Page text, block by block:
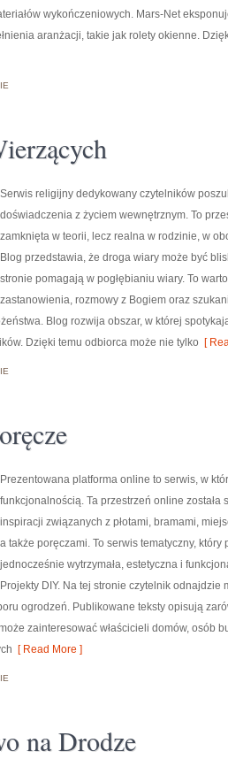
wykończeniowych. Mars-Net
aranżacji, takie jak rolety okienne.
Serwis religijny dedykowany czytelników
doświadczenia z życiem wewnętrznym. To
zamknięta w teorii, lecz realna w rodzinie, w
Blog przedstawia, że droga wiary może być
stronie pomagają w pogłębianiu wiary. To
zastanowienia, rozmowy z Bogiem oraz
Blog rozwija obszar, w której
Dzięki temu odbiorca może nie tylko [
Prezentowana platforma online to serwis, w
funkcjonalnością. Ta przestrzeń online
inspiracji związanych z płotami, bramami,
a także poręczami. To serwis tematyczny,
jednocześnie wytrzymała, estetyczna i
Projekty DIY. Na tej stronie czytelnik odnajdzie
ogrodzeń. Publikowane teksty opisują
zainteresować właścicieli domów, osób
[ Read More ]
na Drodze